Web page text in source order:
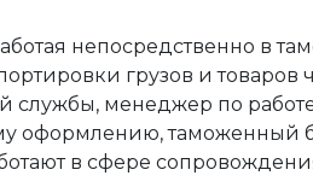
непосредственно в
грузов и товаров
службы, менеджер по
оформлению, таможенный
в сфере